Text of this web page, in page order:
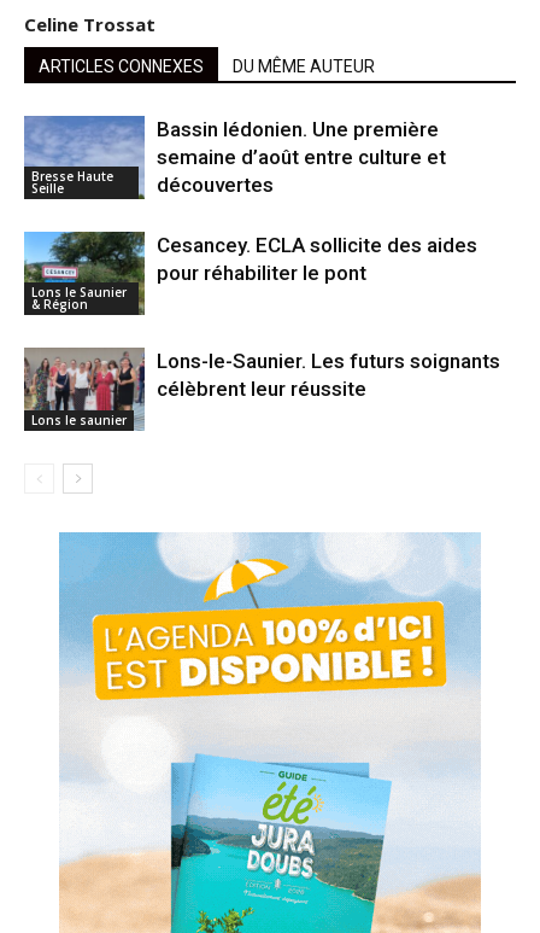
Celine Trossat
ARTICLES CONNEXES DU MÊME AUTEUR
Bresse Haute
Seille
Bassin lédonien. Une première
semaine d’août entre culture et
découvertes
Lons le Saunier
& Région
Cesancey. ECLA sollicite des aides
pour réhabiliter le pont
Lons le saunier
Lons-le-Saunier. Les futurs soignants
célèbrent leur réussite